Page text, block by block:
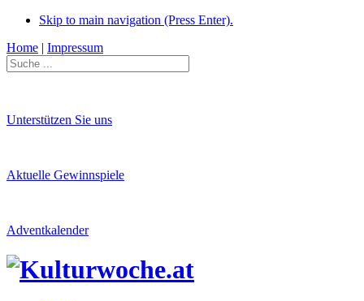
Skip to main navigation (Press Enter).
Home | Impressum
Unterstützen Sie uns
Aktuelle Gewinnspiele
Adventkalender